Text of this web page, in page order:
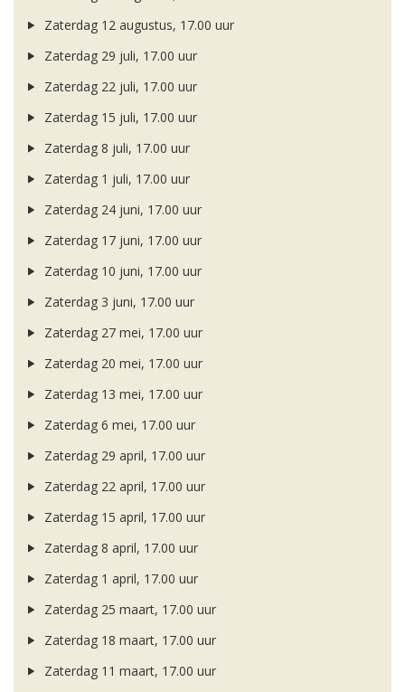
Zaterdag 12 augustus, 17.00 uur
Zaterdag 29 juli, 17.00 uur
Zaterdag 22 juli, 17.00 uur
Zaterdag 15 juli, 17.00 uur
Zaterdag 8 juli, 17.00 uur
Zaterdag 1 juli, 17.00 uur
Zaterdag 24 juni, 17.00 uur
Zaterdag 17 juni, 17.00 uur
Zaterdag 10 juni, 17.00 uur
Zaterdag 3 juni, 17.00 uur
Zaterdag 27 mei, 17.00 uur
Zaterdag 20 mei, 17.00 uur
Zaterdag 13 mei, 17.00 uur
Zaterdag 6 mei, 17.00 uur
Zaterdag 29 april, 17.00 uur
Zaterdag 22 april, 17.00 uur
Zaterdag 15 april, 17.00 uur
Zaterdag 8 april, 17.00 uur
Zaterdag 1 april, 17.00 uur
Zaterdag 25 maart, 17.00 uur
Zaterdag 18 maart, 17.00 uur
Zaterdag 11 maart, 17.00 uur